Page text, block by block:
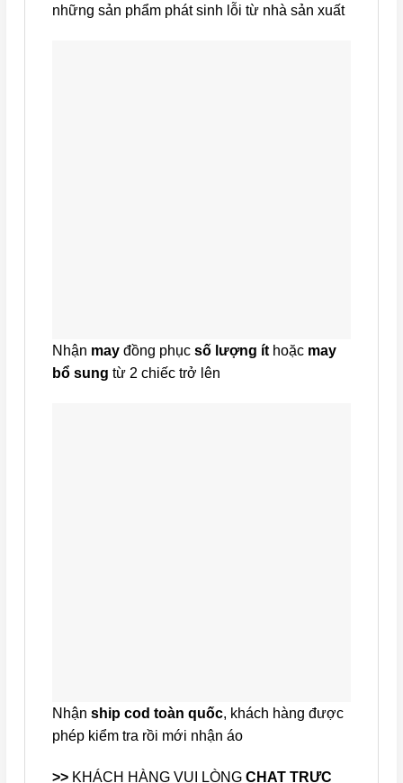
những sản phẩm phát sinh lỗi từ nhà sản xuất
Nhận mayđồng phục số lượng íthoặc may
bổ sung từ 2 chiếc trở lên
Nhận ship cod toàn quốc, khách hàng được
phép kiểm tra rồi mới nhận áo
>>KHÁCH HÀNG VUI LÒNG CHAT TRỰC